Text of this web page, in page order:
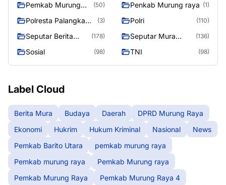
Pemkab Murung
(50) Penkab Murung raya (1)
Polresta Palangka
(3) Polri (110)
Seputar Berita
(178)
Seputar Mura
(136)
Sosial (98) TNI (98)
Label Cloud
Berita Mura Budaya Daerah
DPRD Murung Raya
Ekonomi
Hukrim Hukum Kriminal Nasional
News
Pemkab Barito Utara
pemkab murung raya
Pemkab murung raya
Pemkab Murung raya
Pemkab Murung Raya
Pemkab Murung Raya 4